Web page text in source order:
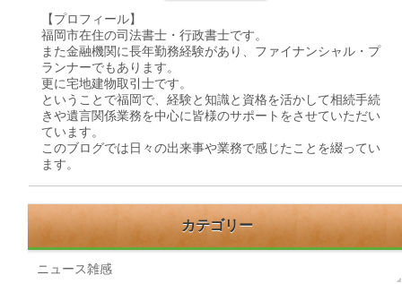
【プロフィール】
福岡市在住の司法書士・行政書士です。
また金融機関に長年勤務経験があり、ファイナンシャル・プ
ランナーでもあります。
更に宅地建物取引士です。
ということで福岡で、経験と知識と資格を活かして相続手続
きや遺言関係業務を中心に皆様のサポートをさせていただい
ています。
このブログでは日々の出来事や業務で感じたことを綴ってい
ます。
カテゴリー
ニュース雑感